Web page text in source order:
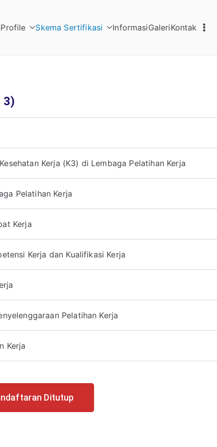
Profile Skema Sertifikasi InformasiGaleriKontak
3)
Kerja (K3) di Lembaga Pelatihan Kerja
Pelatihan Kerja
Kerja
Kerja dan Kualifikasi Kerja
Pelatihan Kerja
Kerja
Ditutup